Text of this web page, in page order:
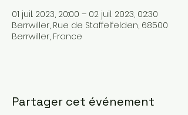
01 juil. 2023, 20:00 – 02 juil. 2023, 02:30
Berrwiller, Rue de Staffelfelden, 68500
Berrwiller, France
Partager cet événement